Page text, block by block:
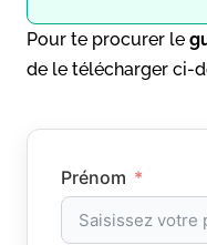
Pour te procurer le
de le télécharger ci-
Prénom